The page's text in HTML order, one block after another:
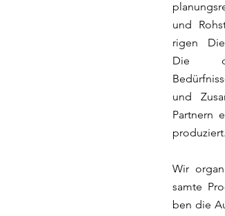
und
rigen
Die
und
Partnern
produziert.
Wir
samte
ben die